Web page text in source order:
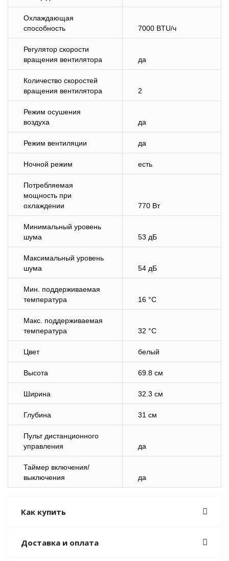
Охлаждающая
способность
7000 BTU/ч
Регулятор скорости
вращения вентилятора
да
Количество скоростей
вращения вентилятора
2
Режим осушения
воздуха
да
Режим вентиляции да
Ночной режим есть
Потребляемая
мощность при
охлаждении
770 Вт
Минимальный уровень
шума
53 дБ
Максимальный уровень
шума
54 дБ
Мин. поддерживаемая
температура
16 °C
Макс. поддерживаемая
температура
32 °C
Цвет белый
Высота 69.8 см
Ширина 32.3 см
Глубина 31 см
Пульт дистанционного
управления
да
Таймер включения/
выключения
да
Как купить
Доставка и оплата